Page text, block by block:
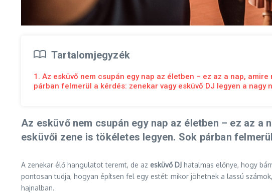
Tartalomjegyzék
1. Az esküvő nem csupán egy nap az életben – ez az a nap,
párban felmerül a kérdés: zenekar vagy esküvő DJ legyen a nagy
Az esküvő nem csupán egy nap az életben – ez az
esküvői zene is tökéletes legyen. Sok párban
A zenekar élő hangulatot teremt, de az esküvő DJ hatalmas előnye, hogy
pontosan tudja, hogyan építsen fel egy estét: mikor jöhetnek a lassú
hajnalban.